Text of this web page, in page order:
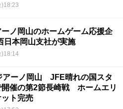
)18:23
ノ岡山のホームゲーム応援企
本岡山支社が実施
)18:14
アーノ岡山 JFE晴れの国スタ
開催の第2節長崎戦 ホームエリ
ト完売